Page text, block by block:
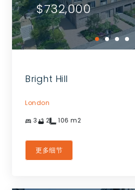
$732,000
Bright Hill
London
3 2 106 m2
更多细节